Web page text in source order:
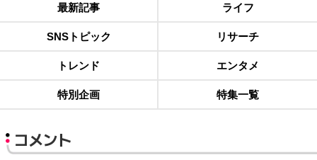
最新記事 ライフ
SNSトピック リサーチ
トレンド エンタメ
特別企画 特集一覧
コメント